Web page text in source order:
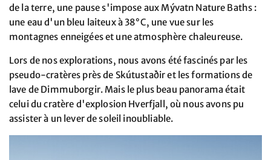
de la terre, une pause s'impose aux Mývatn Nature Baths :
une eau d'un bleu laiteux à 38°C, une vue sur les
montagnes enneigées et une atmosphère chaleureuse.
Lors de nos explorations, nous avons été fascinés par les
pseudo-cratères près de Skútustaðir et les formations de
lave de Dimmuborgir. Mais le plus beau panorama était
celui du cratère d'explosion Hverfjall, où nous avons pu
assister à un lever de soleil inoubliable.